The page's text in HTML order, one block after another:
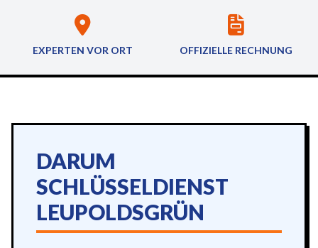
EXPERTEN VOR ORT OFFIZIELLE RECHNUNG
DARUM
SCHLÜSSELDIENST
LEUPOLDSGRÜN